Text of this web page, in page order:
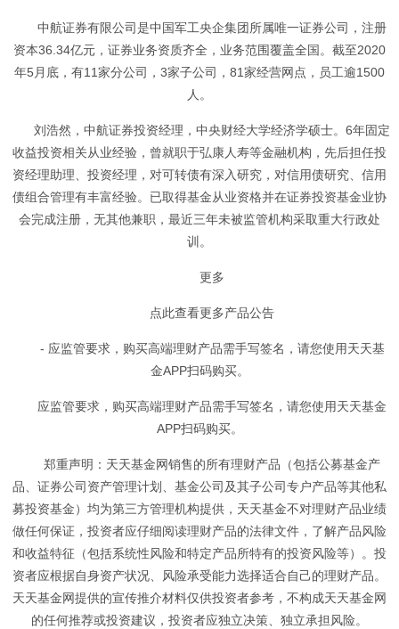
中航证券有限公司是中国军工央企集团所属唯一证券公司，注册
资本36.34亿元，证券业务资质齐全，业务范围覆盖全国。截至2020
年5月底，有11家分公司，3家子公司，81家经营网点，员工逾1500
人。
刘浩然，中航证券投资经理，中央财经大学经济学硕士。6年固定
收益投资相关从业经验，曾就职于弘康人寿等金融机构，先后担任投
资经理助理、投资经理，对可转债有深入研究，对信用债研究、信用
债组合管理有丰富经验。已取得基金从业资格并在证券投资基金业协
会完成注册，无其他兼职，最近三年未被监管机构采取重大行政处
训。
更多
点此查看更多产品公告
- 应监管要求，购买高端理财产品需手写签名，请您使用天天基
金APP扫码购买。
应监管要求，购买高端理财产品需手写签名，请您使用天天基金
APP扫码购买。
郑重声明：天天基金网销售的所有理财产品（包括公募基金产
品、证券公司资产管理计划、基金公司及其子公司专户产品等其他私
募投资基金）均为第三方管理机构提供，天天基金不对理财产品业绩
做任何保证，投资者应仔细阅读理财产品的法律文件，了解产品风险
和收益特征（包括系统性风险和特定产品所特有的投资风险等）。投
资者应根据自身资产状况、风险承受能力选择适合自己的理财产品。
天天基金网提供的宣传推介材料仅供投资者参考，不构成天天基金网
的任何推荐或投资建议，投资者应独立决策、独立承担风险。